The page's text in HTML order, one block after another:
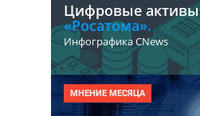
Цифровые активы
«Росатома».
Инфографика CNews
МНЕНИЕ МЕСЯЦА